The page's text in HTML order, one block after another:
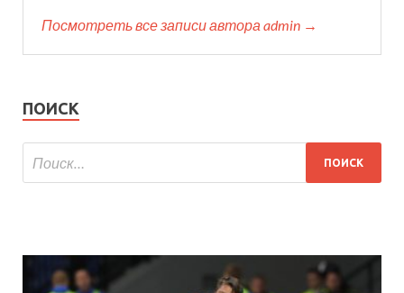
Посмотреть все записи автора admin →
ПОИСК